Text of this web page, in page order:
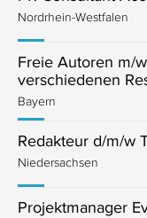
Nordrhein-Westfalen
Freie Autoren m/
verschiedenen
Bayern
Redakteur d/m/w
Niedersachsen
Projektmanager